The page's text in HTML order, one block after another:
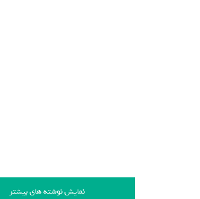
نمایش نوشته های بیشتر